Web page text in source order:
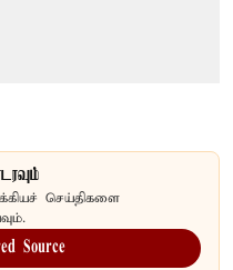
செய்திகளை
Source